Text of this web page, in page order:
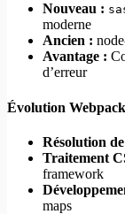
Nouveau :
moderne
Ancien :
Avantage :
d’erreur
Évolution Webpack
Résolution
Traitement
framework
maps